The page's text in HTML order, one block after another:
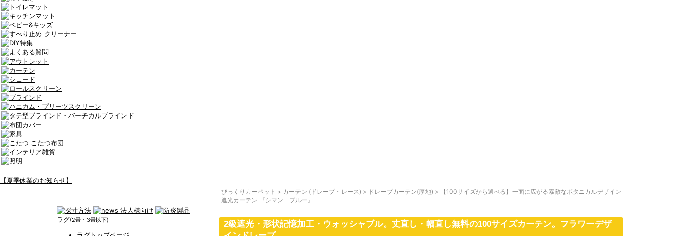
【夏季休業のお知らせ】
ラグ(2畳・3畳以下)
びっくりカーペット > カーテン (ドレープ・レース) > ドレープカーテン(厚地) >
【100サイズから選べる】一面に広がる素敵なボタニカルデザイン
遮光カーテン 『シマン ブルー』
2級遮光・形状記憶加工・ウォッシャブル。丈直し・幅直し無料の100サイズカーテン。フラワーデザ